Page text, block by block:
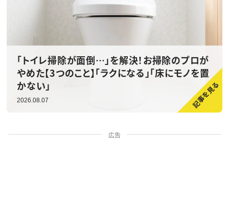
「トイレ掃除が面倒…」を解決！お掃除のプロが
やめた【3つのこと】「ラクになる」「床にモノを置
かない」
2026.08.07
広告